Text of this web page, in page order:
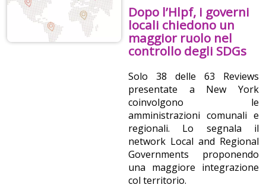
Dopo l’Hlpf, i governi
locali chiedono un
maggior ruolo nel
controllo degli SDGs
Solo 38 delle 63 Reviews
presentate a New York
coinvolgono le
amministrazioni comunali e
regionali. Lo segnala il
network Local and Regional
Governments proponendo
una maggiore integrazione
col territorio.